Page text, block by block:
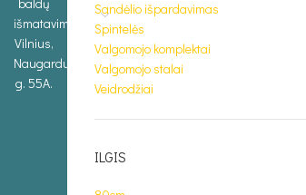
išmatavimus.
Vilnius,
Naugarduko
g. 55A.
Sandėlio išpardavimas
Spintelės
Valgomojo komplektai
Valgomojo stalai
Veidrodžiai
ILGIS